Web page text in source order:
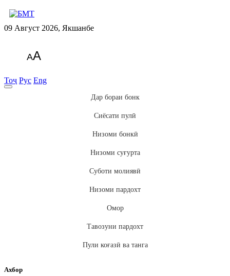
09 Август 2026, Якшанбе
AA
Тоҷ Рус Eng
Дар бораи бонк
Сиёсати пулӣ
Низоми бонкӣ
Низоми суғурта
Суботи молиявӣ
Низоми пардохт
Омор
Тавозуни пардохт
Пули коғазӣ ва танга
Ахбор